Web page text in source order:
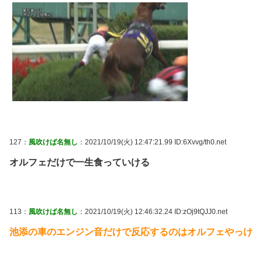
127： 風吹けば名無し ：2021/10/19(火) 12:47:21.99 ID:6Xvvg/th0.net
オルフェだけで一生食っていける
113： 風吹けば名無し ：2021/10/19(火) 12:46:32.24 ID:zOj9tQJJ0.net
池添の車のエンジン音だけで反応するのはオルフェやっけ